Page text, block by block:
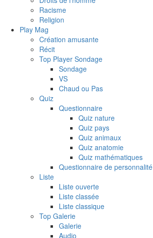
Racisme
Religion
Play Mag
Création amusante
Récit
Top Player Sondage
Sondage
VS
Chaud ou Pas
Quiz
Questionnaire
Quiz nature
Quiz pays
Quiz animaux
Quiz anatomie
Quiz mathématiques
Questionnaire de personnalité
Liste
Liste ouverte
Liste classée
Liste classique
Top Galerie
Galerie
Audio